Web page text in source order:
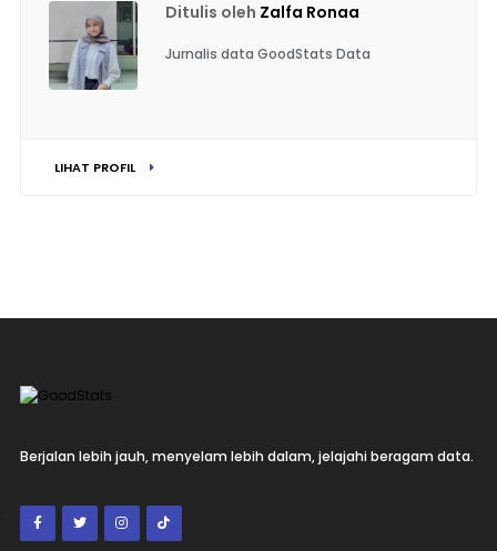
Ditulis oleh Zalfa Ronaa
Jurnalis data GoodStats Data
LIHAT PROFIL
Berjalan lebih jauh, menyelam lebih dalam, jelajahi beragam data.